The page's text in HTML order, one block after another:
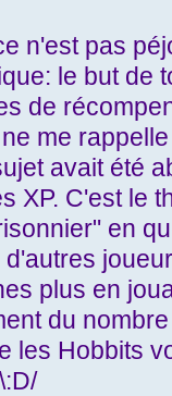
n'est pas
le but de
de
me
avait été
XP. C'est le
en
plus en
du
les Hobbits